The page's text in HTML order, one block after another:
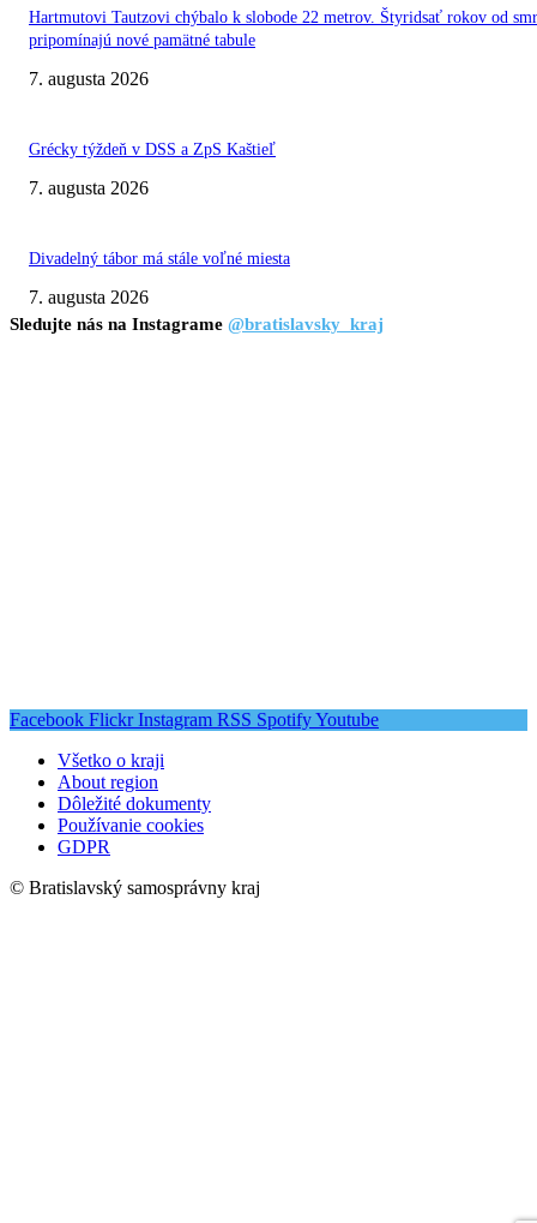
Hartmutovi Tautzovi chýbalo k slobode 22 metrov. Štyridsať rokov od
pripomínajú nové pamätné tabule
7. augusta 2026
Grécky týždeň v DSS a ZpS Kaštieľ
7. augusta 2026
Divadelný tábor má stále voľné miesta
7. augusta 2026
Sledujte nás na Instagrame @bratislavsky_kraj
Facebook Flickr Instagram RSS SpotifyYoutube
Všetko o kraji
About region
Dôležité dokumenty
Používanie cookies
GDPR
© Bratislavský samosprávny kraj